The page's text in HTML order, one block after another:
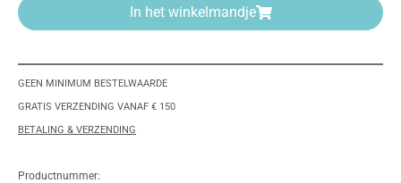
In het winkelmandje
GEEN MINIMUM BESTELWAARDE
GRATIS VERZENDING VANAF € 150
BETALING & VERZENDING
Productnummer: